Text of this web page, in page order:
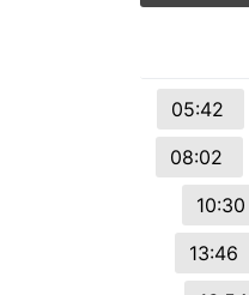
05:42
08:02
10:30
13:46